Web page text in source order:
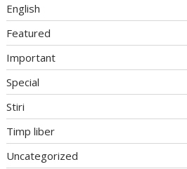
English
Featured
Important
Special
Stiri
Timp liber
Uncategorized